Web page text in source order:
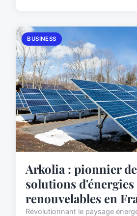
BUSINESS
Arkolia : pionnier
solutions d'énergies
renouvelables en
Révolutionnant le paysage